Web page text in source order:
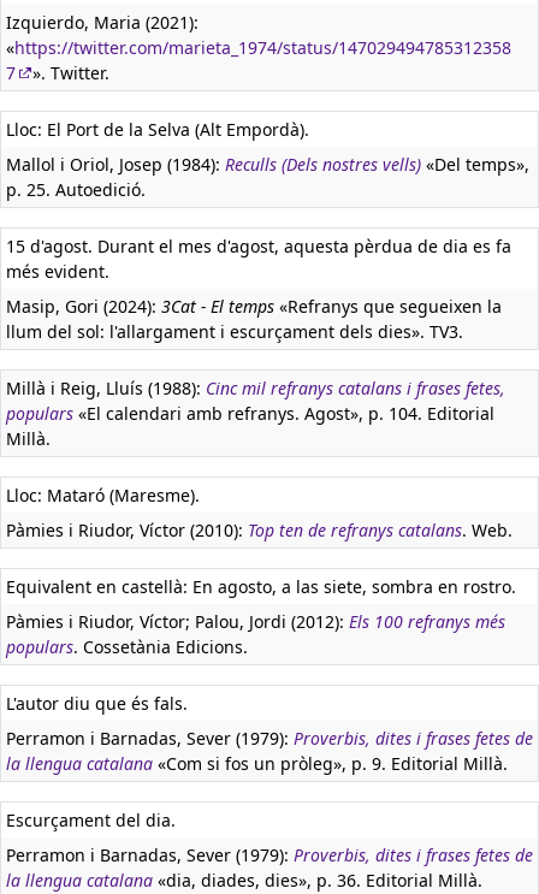
Izquierdo, Maria (2021):
«https://twitter.com/marieta_1974/status/147029494785312358
7
». Twitter.
Lloc: El Port de la Selva (Alt Empordà).
Mallol i Oriol, Josep (1984): Reculls (Dels nostres vells) «Del temps»,
p. 25. Autoedició.
15 d'agost. Durant el mes d'agost, aquesta pèrdua de dia es fa
més evident.
Masip, Gori (2024): 3Cat - El temps «Refranys que segueixen la
llum del sol: l'allargament i escurçament dels dies». TV3.
Millà i Reig, Lluís (1988): Cinc mil refranys catalans i frases fetes,
populars «El calendari amb refranys. Agost», p. 104. Editorial
Millà.
Lloc: Mataró (Maresme).
Pàmies i Riudor, Víctor (2010): Top ten de refranys catalans. Web.
Equivalent en castellà: En agosto, a las siete, sombra en rostro.
Pàmies i Riudor, Víctor; Palou, Jordi (2012): Els 100 refranys més
populars. Cossetània Edicions.
L'autor diu que és fals.
Perramon i Barnadas, Sever (1979): Proverbis, dites i frases fetes de
la llengua catalana «Com si fos un pròleg», p. 9. Editorial Millà.
Escurçament del dia.
Perramon i Barnadas, Sever (1979): Proverbis, dites i frases fetes de
la llengua catalana «dia, diades, dies», p. 36. Editorial Millà.